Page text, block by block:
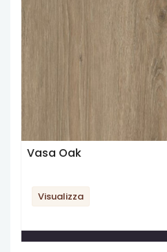
Vasa Oak
Visualizza